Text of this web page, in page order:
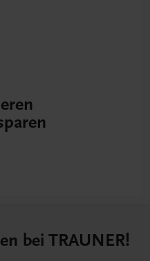
bei TRAUNER!